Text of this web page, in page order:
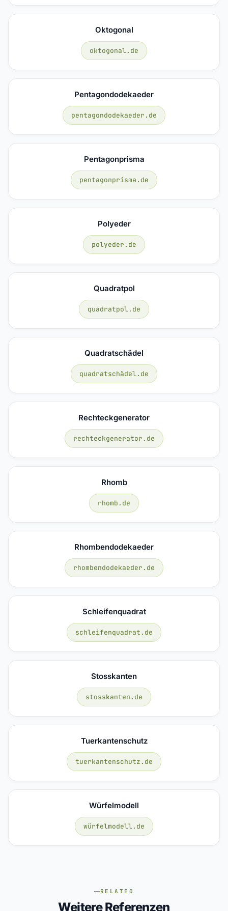
Oktogonal
oktogonal.de
Pentagondodekaeder
pentagondodekaeder.de
Pentagonprisma
pentagonprisma.de
Polyeder
polyeder.de
Quadratpol
quadratpol.de
Quadratschädel
quadratschädel.de
Rechteckgenerator
rechteckgenerator.de
Rhomb
rhomb.de
Rhombendodekaeder
rhombendodekaeder.de
Schleifenquadrat
schleifenquadrat.de
Stosskanten
stosskanten.de
Tuerkantenschutz
tuerkantenschutz.de
Würfelmodell
würfelmodell.de
RELATED
Weitere Referenzen